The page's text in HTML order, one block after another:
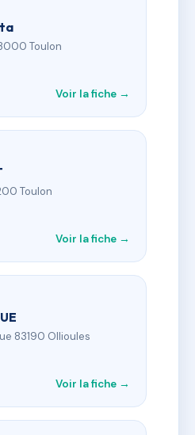
Toulon
Voir la fiche →
Toulon
Voir la fiche →
83190 Ollioules
Voir la fiche →